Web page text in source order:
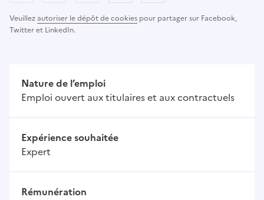
Veuillezautoriser le dépôt de cookies pour partager sur Facebook,
Twitter et LinkedIn.
Nature de l’emploi
Emploi ouvert aux titulaires et aux contractuels
Expérience souhaitée
Expert
Rémunération